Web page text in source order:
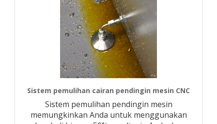
Sistem pemulihan cairan pendingin mesin CNC
Sistem pemulihan pendingin mesin
memungkinkan Anda untuk menggunakan